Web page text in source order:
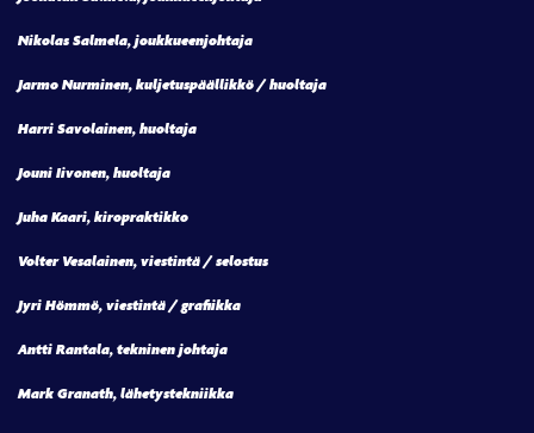
Nikolas Salmela, joukkueenjohtaja
Jarmo Nurminen, kuljetuspäällikkö / huoltaja
Harri Savolainen, huoltaja
Jouni Iivonen, huoltaja
Juha Kaari, kiropraktikko
Volter Vesalainen, viestintä / selostus
Jyri Hömmö, viestintä / grafiikka
Antti Rantala, tekninen johtaja
Mark Granath, lähetystekniikka